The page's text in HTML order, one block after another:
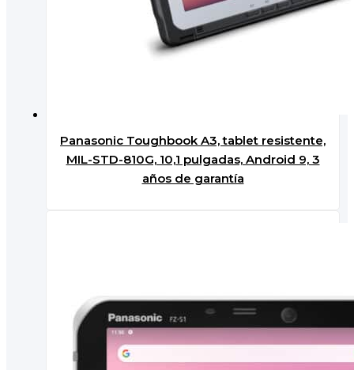
Panasonic Toughbook A3, tablet resistente,
MIL-STD-810G, 10,1 pulgadas, Android 9, 3
años de garantía